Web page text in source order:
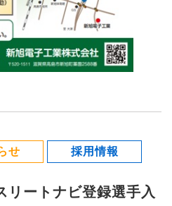
せ 採用情報
ートナビ登録選手入